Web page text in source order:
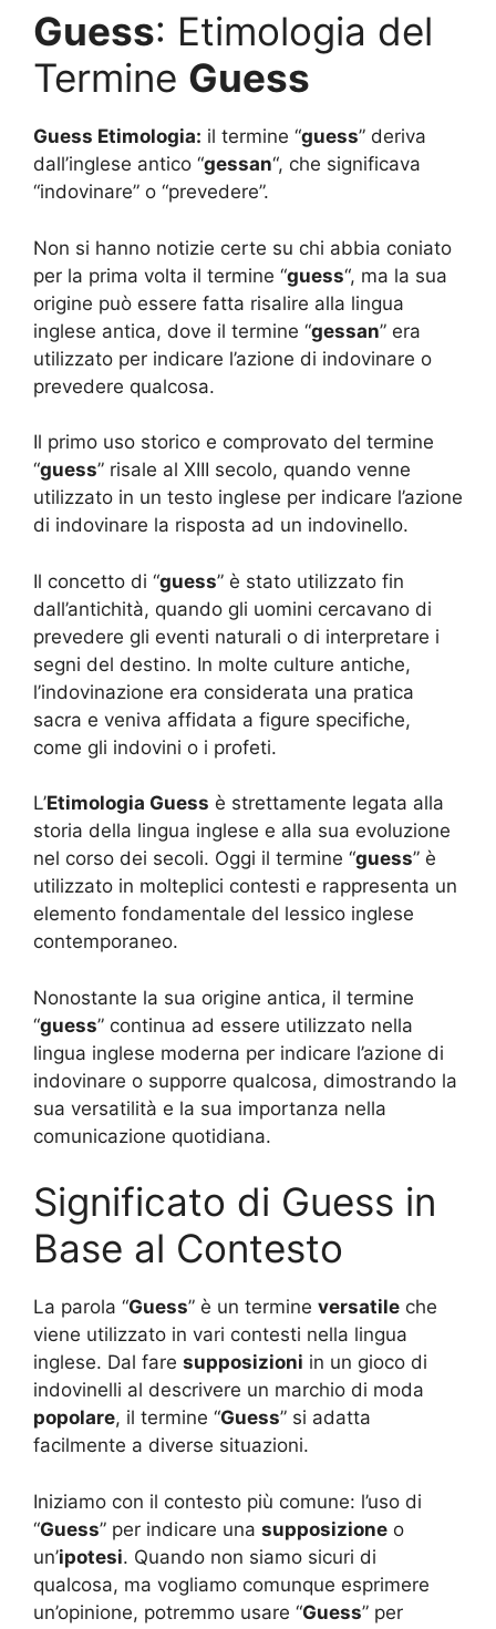
Guess: Etimologia del
Termine Guess
Guess Etimologia: il termine “guess” deriva
dall’inglese antico “gessan“, che significava
“indovinare” o “prevedere”.
Non si hanno notizie certe su chi abbia coniato
per la prima volta il termine “guess“, ma la sua
origine può essere fatta risalire alla lingua
inglese antica, dove il termine “gessan” era
utilizzato per indicare l’azione di indovinare o
prevedere qualcosa.
Il primo uso storico e comprovato del termine
“guess” risale al XIII secolo, quando venne
utilizzato in un testo inglese per indicare l’azione
di indovinare la risposta ad un indovinello.
Il concetto di “guess” è stato utilizzato fin
dall’antichità, quando gli uomini cercavano di
prevedere gli eventi naturali o di interpretare i
segni del destino. In molte culture antiche,
l’indovinazione era considerata una pratica
sacra e veniva affidata a figure specifiche,
come gli indovini o i profeti.
L’Etimologia Guess è strettamente legata alla
storia della lingua inglese e alla sua evoluzione
nel corso dei secoli. Oggi il termine “guess” è
utilizzato in molteplici contesti e rappresenta un
elemento fondamentale del lessico inglese
contemporaneo.
Nonostante la sua origine antica, il termine
“guess” continua ad essere utilizzato nella
lingua inglese moderna per indicare l’azione di
indovinare o supporre qualcosa, dimostrando la
sua versatilità e la sua importanza nella
comunicazione quotidiana.
Significato di Guess in
Base al Contesto
La parola “Guess” è un termine versatile che
viene utilizzato in vari contesti nella lingua
inglese. Dal fare supposizioni in un gioco di
indovinelli al descrivere un marchio di moda
popolare, il termine “Guess” si adatta
facilmente a diverse situazioni.
Iniziamo con il contesto più comune: l’uso di
“Guess” per indicare una supposizione o
un’ipotesi. Quando non siamo sicuri di
qualcosa, ma vogliamo comunque esprimere
un’opinione, potremmo usare “Guess” per